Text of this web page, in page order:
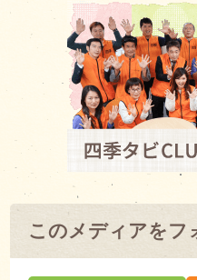
このメディアをフ